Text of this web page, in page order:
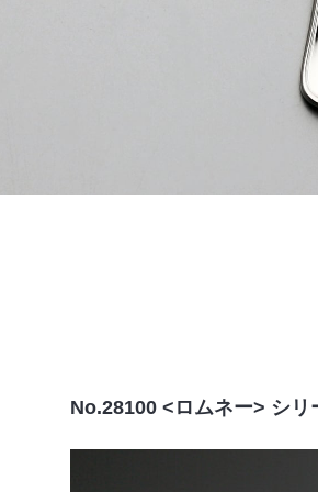
No.28100 <ロムネー> シリ